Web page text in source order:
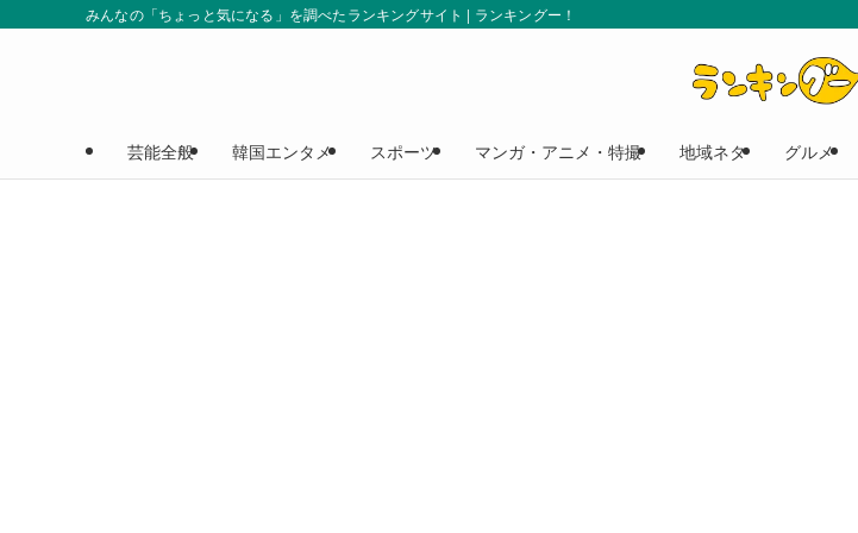
みんなの「ちょっと気になる」を調べたランキングサイト | ランキングー！
芸能全般 韓国エンタメ スポーツ マンガ・アニメ・特撮 地域ネタ グルメ